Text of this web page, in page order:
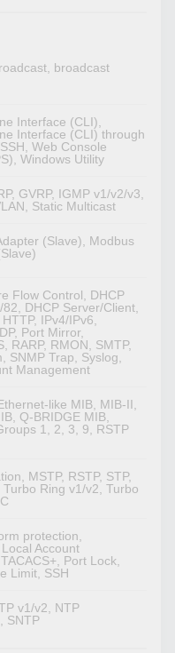
broadcast
Interface (CLI),
Interface (CLI) through
Web Console
Windows Utility
GVRP, IGMP v1/v2/v3,
Static Multicast
(Slave), Modbus
Flow Control, DHCP
DHCP Server/Client,
IPv4/IPv6,
Port Mirror,
RARP, RMON, SMTP,
SNMP Trap, Syslog,
Management
like MIB, MIB-II,
Q-BRIDGE MIB,
1, 2, 3, 9, RSTP
MSTP, RSTP, STP,
Ring v1/v2, Turbo
protection,
Account
Port Lock,
Limit, SSH
v1/v2, NTP
SNTP